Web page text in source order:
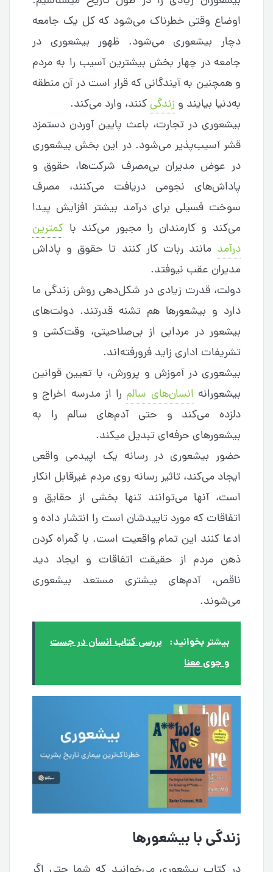
اوضاع وقتی خطرناک می‌شود که کل یک جامعه
دچار بیشعوری می‌شود. ظهور بیشعوری در
جامعه در چهار بخش بیشترین آسیب را به مردم
و همچنین به آیندگانی که قرار است در آن منطقه
به‌دنیا بیایند و زندگی کنند، وارد می‌کند.
بیشعوری در تجارت، باعث پایین آوردن دستمزد
قشر آسیب‌پذیر می‌شود. در این بخش بیشعوری
در عوض مدیران بی‌مصرف شرکت‌ها، حقوق و
پاداش‌های نجومی دریافت می‌کنند، مصرف
سوخت فسیلی برای درآمد بیشتر افزایش پیدا
می‌کند و کارمندان را مجبور می‌کند با کمترین
درآمد مانند ربات کار کنند تا حقوق و پاداش
مدیران عقب نیوفتد.
دولت، قدرت زیادی در شکل‌دهی روش زندگی ما
دارد و بیشعورها هم تشنه قدرتند. دولت‌های
بیشعور در مردابی از بی‌صلاحیتی، وقت‌کشی و
تشریفات اداری زاید فرورفته‌اند.
بیشعوری در آموزش و پرورش، با تعیین قوانین
بیشعورانه انسان‌های سالم را از مدرسه اخراج و
دلزده می‌کند و حتی آدم‌های سالم را به
بیشعورهای حرفه‌ای تبدیل میکند.
حضور بیشعوری در رسانه یک اپیدمی واقعی
ایجاد می‌کند، تاثیر رسانه روی مردم غیرقابل انکار
است، آنها می‌توانند تنها بخشی از حقایق و
اتفاقات که مورد تاییدشان است را انتشار داده و
ادعا کنند این تمام واقعیت است. با گمراه کردن
ذهن مردم از حقیقت اتفاقات و ایجاد دید
ناقص، آدم‌های بیشتری مستعد بیشعوری
می‌شوند.
بیشتر بخوانید: بررسی کتاب انسان در جست
و جوی معنا
زندگی با بیشعورها